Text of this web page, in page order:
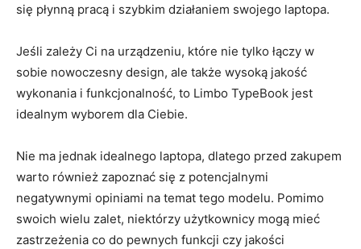
się płynną ⁢pracą⁣ i szybkim⁣ działaniem swojego⁤ laptopa.
Jeśli zależy Ci na urządzeniu, ⁤które nie tylko⁢ łączy w
sobie nowoczesny design, ale także ⁣wysoką jakość
wykonania‍ i funkcjonalność, to Limbo TypeBook ​jest
idealnym ⁣wyborem‌ dla Ciebie.
Nie ma jednak idealnego laptopa, dlatego przed zakupem
warto również zapoznać się⁢ z potencjalnymi‍
negatywnymi⁢ opiniami na temat tego ⁣modelu. Pomimo
swoich ⁢wielu zalet, niektórzy ‌użytkownicy mogą ⁤mieć
zastrzeżenia co​ do pewnych funkcji⁣ czy ⁣jakości